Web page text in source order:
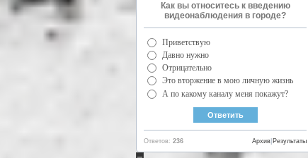
Как вы относитесь к введению
видеонаблюдения в городе?
Приветствую
Давно нужно
Отрицательно
Это вторжение в мою личную жизнь
А по какому каналу меня покажут?
Ответов: 236 Результаты
Архив